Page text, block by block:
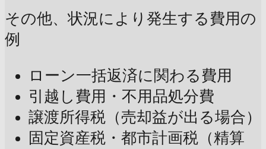
その他、状況により発生する費用の
例
ローン一括返済に関わる費用
引越し費用・不用品処分費
譲渡所得税（売却益が出る場合）
固定資産税・都市計画税（精算